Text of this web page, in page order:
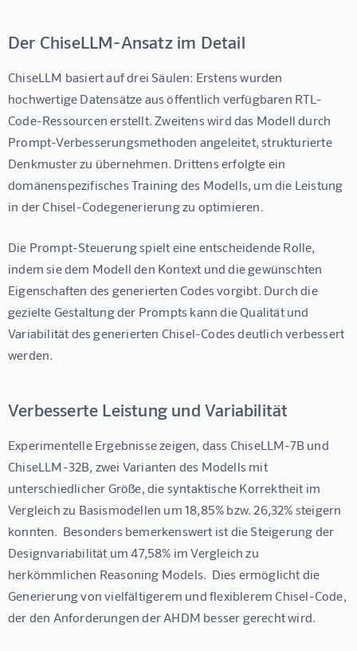
Der ChiseLLM-Ansatz im Detail
ChiseLLM basiert auf drei Säulen: Erstens wurden
hochwertige Datensätze aus öffentlich verfügbaren RTL-
Code-Ressourcen erstellt. Zweitens wird das Modell durch
Prompt-Verbesserungsmethoden angeleitet, strukturierte
Denkmuster zu übernehmen. Drittens erfolgte ein
domänenspezifisches Training des Modells, um die Leistung
in der Chisel-Codegenerierung zu optimieren.
Die Prompt-Steuerung spielt eine entscheidende Rolle,
indem sie dem Modell den Kontext und die gewünschten
Eigenschaften des generierten Codes vorgibt. Durch die
gezielte Gestaltung der Prompts kann die Qualität und
Variabilität des generierten Chisel-Codes deutlich verbessert
werden.
Verbesserte Leistung und Variabilität
Experimentelle Ergebnisse zeigen, dass ChiseLLM-7B und
ChiseLLM-32B, zwei Varianten des Modells mit
unterschiedlicher Größe, die syntaktische Korrektheit im
Vergleich zu Basismodellen um 18,85% bzw. 26,32% steigern
konnten.  Besonders bemerkenswert ist die Steigerung der
Designvariabilität um 47,58% im Vergleich zu
herkömmlichen Reasoning Models.  Dies ermöglicht die
Generierung von vielfältigerem und flexiblerem Chisel-Code,
der den Anforderungen der AHDM besser gerecht wird.